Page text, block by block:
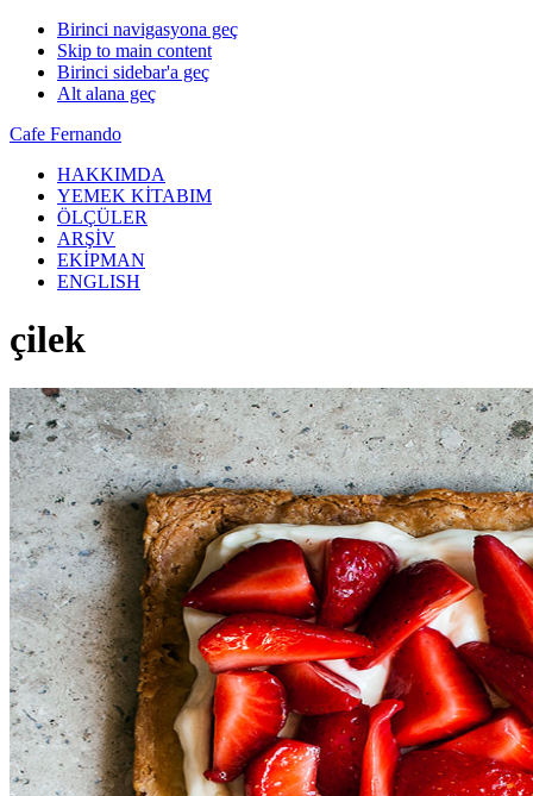
Birinci navigasyona geç
Skip to main content
Birinci sidebar'a geç
Alt alana geç
Cafe Fernando
HAKKIMDA
YEMEK KİTABIM
ÖLÇÜLER
ARŞİV
EKİPMAN
ENGLISH
çilek